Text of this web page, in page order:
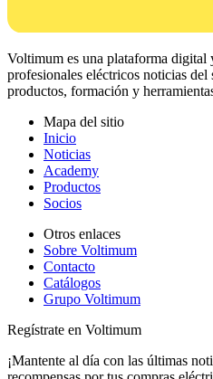
Voltimum es una plataforma digital
profesionales eléctricos noticias
productos, formación y
Mapa del sitio
Inicio
Noticias
Academy
Productos
Socios
Otros enlaces
Sobre Voltimum
Contacto
Catálogos
Grupo Voltimum
Regístrate en Voltimum
¡Mantente al día con las últimas